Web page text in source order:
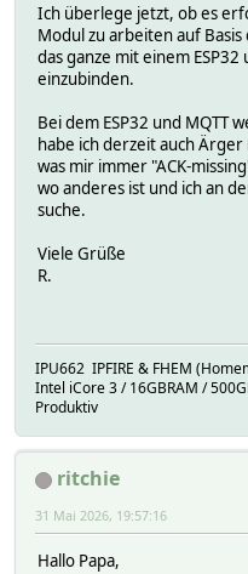
Ich überlege jetzt, ob es
Modul zu arbeiten auf Basis
das ganze mit einem ESP32
einzubinden.
Bei dem ESP32 und MQTT
habe ich derzeit auch
was mir immer "ACK-
wo anderes ist und ich an
suche.
Viele Grüße
R.
IPU662 IPFIRE & FHEM
Intel iCore 3 / 16GBRAM /
Produktiv
ritchie
31 Mai 2026, 19:57:16
Hallo Papa,